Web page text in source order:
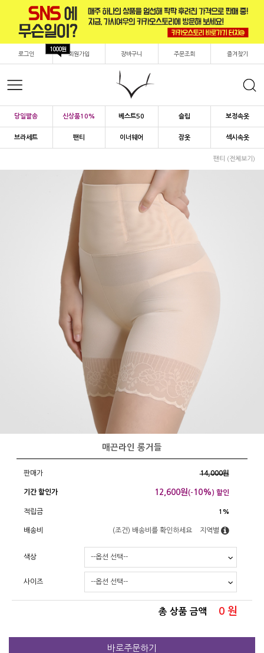
로그인 회원가입
1000원
장바구니 주문조회 즐겨찾기
당일발송 신상품10% 베스트50 슬립 보정속옷
브라세트 팬티 이너웨어 잠옷 섹시속옷
팬티 (전체보기)
매끈라인 롱거들
판매가 14,000원
기간 할인가 12,600원(- 10%) 할인
적립금 1%
배송비 (조건) 배송비를 확인하세요 지역별
색상
사이즈
총 상품 금액 0 원
바로주문하기